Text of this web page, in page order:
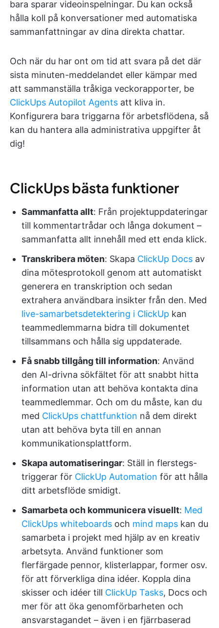
bara sparar videoinspelningar. Du kan också
hålla koll på konversationer med automatiska
sammanfattningar av dina direkta chattar.
Och när du har ont om tid att svara på det där
sista minuten-meddelandet eller kämpar med
att sammanställa tråkiga veckorapporter, be
ClickUps Autopilot Agents att kliva in.
Konfigurera bara triggarna för arbetsflödena, så
kan du hantera alla administrativa uppgifter åt
dig!
ClickUps bästa funktioner
Sammanfatta allt: Från projektuppdateringar
till kommentartrådar och långa dokument –
sammanfatta allt innehåll med ett enda klick.
Transkribera möten: Skapa ClickUp Docs av
dina mötesprotokoll genom att automatiskt
generera en transkription och sedan
extrahera användbara insikter från den. Med
live-samarbetsdetektering i ClickUp kan
teammedlemmarna bidra till dokumentet
tillsammans och hålla sig uppdaterade.
Få snabb tillgång till information: Använd
den AI-drivna sökfältet för att snabbt hitta
information utan att behöva kontakta dina
teammedlemmar. Och om du måste, kan du
med ClickUps chattfunktion nå dem direkt
utan att behöva byta till en annan
kommunikationsplattform.
Skapa automatiseringar: Ställ in flerstegs-
triggerar för ClickUp Automation för att hålla
ditt arbetsflöde smidigt.
Samarbeta och kommunicera visuellt: Med
ClickUps whiteboards och mind maps kan du
samarbeta i projekt med hjälp av en kreativ
arbetsyta. Använd funktioner som
flerfärgade pennor, klisterlappar, former osv.
för att förverkliga dina idéer. Koppla dina
skisser och idéer till ClickUp Tasks, Docs och
mer för att öka genomförbarheten och
ansvarstagandet – även i en fjärrbaserad